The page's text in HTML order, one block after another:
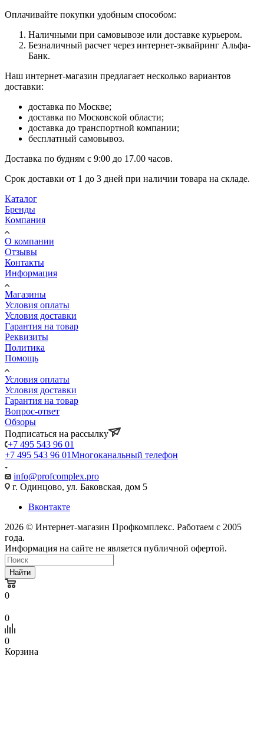
Оплачивайте покупки удобным способом:
Наличными при самовывозе или доставке курьером.
Безналичный расчет через интернет-эквайринг Альфа-
Банк.
Наш интернет-магазин предлагает несколько вариантов
доставки:
доставка по Москве;
доставка по Московской области;
доставка до транспортной компании;
бесплатный самовывоз.
Доставка по будням с 9:00 до 17.00 часов.
Срок доставки от 1 до 3 дней при наличии товара на складе.
Каталог
Бренды
Компания
О компании
Отзывы
Контакты
Информация
Магазины
Условия оплаты
Условия доставки
Гарантия на товар
Реквизиты
Политика
Помощь
Условия оплаты
Условия доставки
Гарантия на товар
Вопрос-ответ
Обзоры
Подписаться на рассылку
+7 495 543 96 01
+7 495 543 96 01Многоканальный телефон
info@profcomplex.pro
г. Одинцово, ул. Баковская, дом 5
Вконтакте
2026 © Интернет-магазин Профкомплекс. Работаем с 2005
года.
Информация на сайте не является публичной офертой.
Найти
0
0
0
Корзина